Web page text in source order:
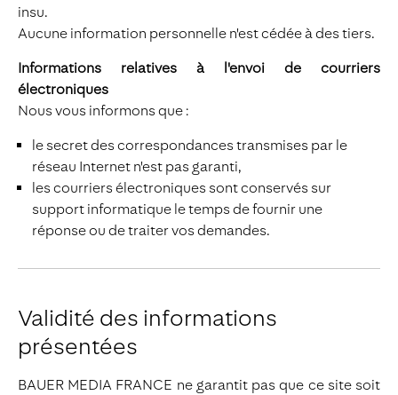
insu.
Aucune information personnelle n'est cédée à des tiers.
Informations relatives à l'envoi de courriers
électroniques
Nous vous informons que :
le secret des correspondances transmises par le
réseau Internet n'est pas garanti,
les courriers électroniques sont conservés sur
support informatique le temps de fournir une
réponse ou de traiter vos demandes.
Validité des informations
présentées
BAUER MEDIA FRANCE ne garantit pas que ce site soit